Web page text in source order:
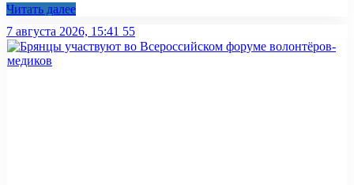
Читать далее
7 августа 2026, 15:41 55